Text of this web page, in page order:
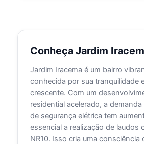
Conheça Jardim
Jardim Iracema é um bairro
conhecida por sua tranquilidade
crescente. Com um
residential acelerado, a
de segurança elétrica tem
essencial a realização de laudos
NR10. Isso cria uma consciência